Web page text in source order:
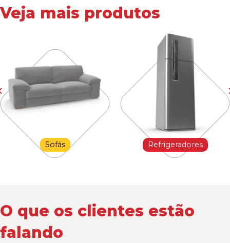
Veja mais produtos
Sofás Refrigeradores
O que os clientes estão
falando